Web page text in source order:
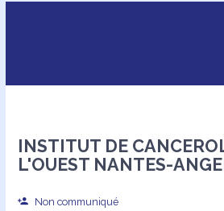
INSTITUT DE
L'OUEST NANTES-
Non communiqué